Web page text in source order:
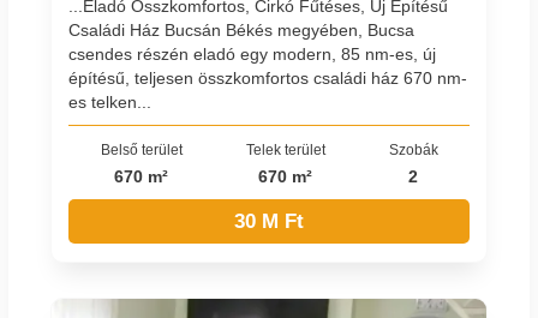
...Eladó Összkomfortos, Cirkó Fűtéses, Új Építésű
Családi Ház Bucsán Békés megyében, Bucsa
csendes részén eladó egy modern, 85 nm-es, új
építésű, teljesen összkomfortos családi ház 670 nm-
es telken...
Belső terület
670 m²
Telek terület
670 m²
Szobák
2
30 M Ft